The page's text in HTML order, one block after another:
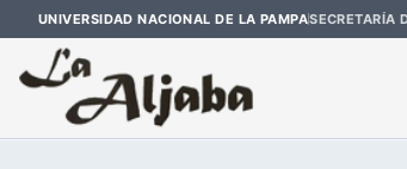
UNIVERSIDAD NACIONAL DE LA PAMPASECRETARÍA